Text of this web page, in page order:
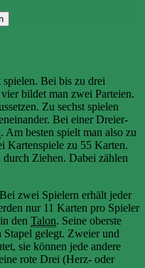
spielen. Bei bis zu drei
bildet man zwei Parteien.
Zu sechst spielen
Bei einer Dreier-
. Am besten spielt man also zu
Kartenspiele zu 55 Karten.
durch Ziehen. Dabei zählen
zwei Spielern erhält jeder
nur 11 Karten pro Spieler
den Talon. Seine oberste
gelegt. Zweier und
sie können jede andere
rote Drei (Herz- oder